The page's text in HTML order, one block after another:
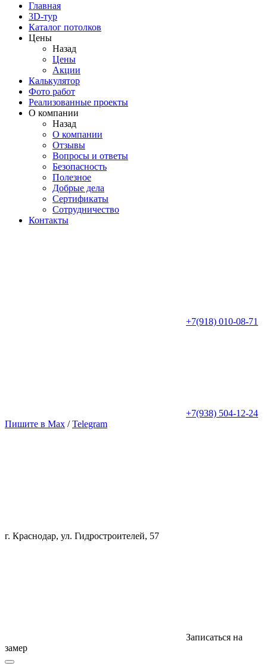
Главная
3D-тур
Каталог потолков
Цены
Назад
Цены
Акции
Калькулятор
Фото работ
Реализованные проекты
О компании
Назад
О компании
Отзывы
Вопросы и ответы
Безопасность
Полезное
Добрые дела
Сертификаты
Сотрудничество
Контакты
+7(918) 010-08-71
+7(938) 504-12-24
Пишите в Max /Telegram
г. Краснодар, ул. Гидростроителей, 57
Записаться на
замер